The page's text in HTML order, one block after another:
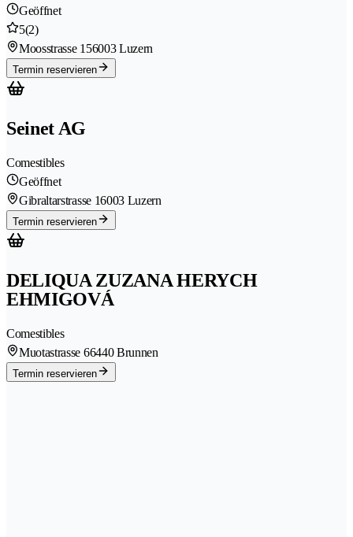
Geöffnet
5(2)
Moosstrasse 156003 Luzern
Termin reservieren
Seinet AG
Comestibles
Geöffnet
Gibraltarstrasse 16003 Luzern
Termin reservieren
DELIQUA ZUZANA HERYCH
EHMIGOVÁ
Comestibles
Muotastrasse 66440 Brunnen
Termin reservieren